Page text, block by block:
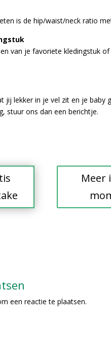
is de hip/waist/neck ratio
van je favoriete kledingstuk
jij lekker in je vel zit en je
stuur ons dan een berichtje.
Meer
een reactie te plaatsen.